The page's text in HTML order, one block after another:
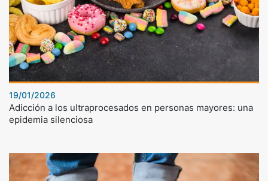
19/01/2026
Adicción a los ultraprocesados en personas mayores: una
epidemia silenciosa